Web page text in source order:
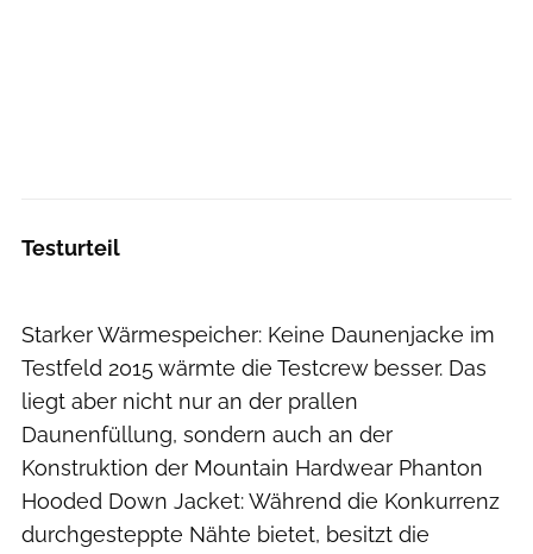
Testurteil
Starker Wärmespeicher: Keine Daunenjacke im
Testfeld 2015 wärmte die Testcrew besser. Das
liegt aber nicht nur an der prallen
Daunenfüllung, sondern auch an der
Konstruktion der Mountain Hardwear Phanton
Hooded Down Jacket: Während die Konkurrenz
durchgesteppte Nähte bietet, besitzt die